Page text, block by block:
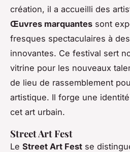
création, il a accueilli des
Œuvres marquantes sont
fresques spectaculaires à
innovantes. Ce festival sert
vitrine pour les nouveaux
de lieu de rassemblement
artistique. Il forge une
cet art urbain.
Street Art Fest
Le Street Art Fest se